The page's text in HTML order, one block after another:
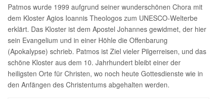
Patmos wurde 1999 aufgrund seiner wunderschönen Chora mit
dem Kloster Agios Ioannis Theologos zum UNESCO-Welterbe
erklärt. Das Kloster ist dem Apostel Johannes gewidmet, der hier
sein Evangelium und in einer Höhle die Offenbarung
(Apokalypse) schrieb. Patmos ist Ziel vieler Pilgerreisen, und das
schöne Kloster aus dem 10. Jahrhundert bleibt einer der
heiligsten Orte für Christen, wo noch heute Gottesdienste wie in
den Anfängen des Christentums abgehalten werden.